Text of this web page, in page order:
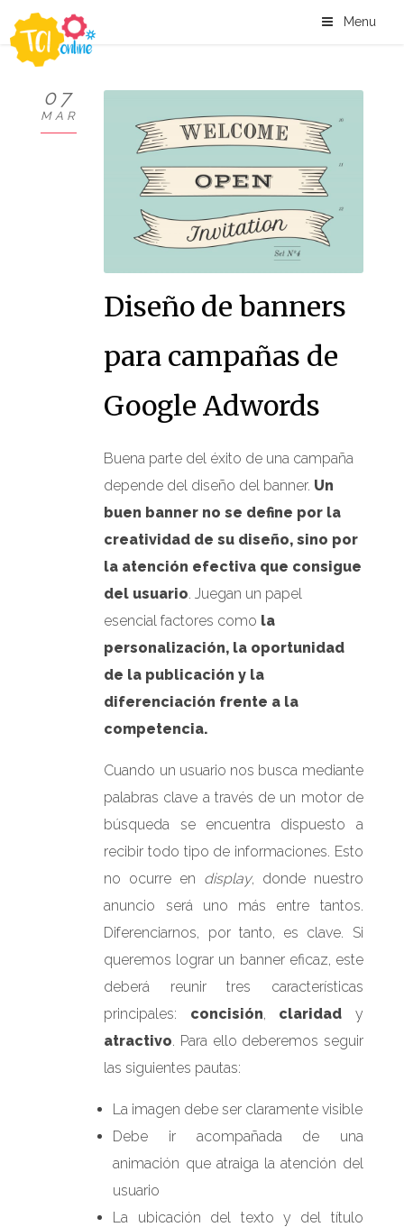
Menu
07
MAR
Diseño de banners
para campañas de
Google Adwords
Buena parte del éxito de una campaña
depende del diseño del banner. Un
buen banner no se define por la
creatividad de su diseño, sino por
la atención efectiva que consigue
del usuario. Juegan un papel
esencial factores como la
personalización, la oportunidad
de la publicación y la
diferenciación frente a la
competencia.
Cuando un usuario nos busca mediante
palabras clave a través de un motor de
búsqueda se encuentra dispuesto a
recibir todo tipo de informaciones. Esto
no ocurre en display, donde nuestro
anuncio será uno más entre tantos.
Diferenciarnos, por tanto, es clave. Si
queremos lograr un banner eficaz, este
deberá reunir tres características
principales: concisión, claridad y
atractivo. Para ello deberemos seguir
las siguientes pautas:
La imagen debe ser claramente visible
Debe ir acompañada de una
animación que atraiga la atención del
usuario
La ubicación del texto y del título